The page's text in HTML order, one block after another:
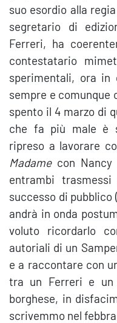
suo esordio alla
segretario di
Ferreri, ha
contestatario
sperimentali, ora in
sempre e comunque
spento il 4 marzo di
che fa più male è
ripreso a lavorare
Madamecon Nancy
entrambi
successo di pubblico
andrà in onda
voluto ricordarlo
autoriali di un
e a raccontare con
tra un Ferreri e un
borghese, in
scrivemmo nel